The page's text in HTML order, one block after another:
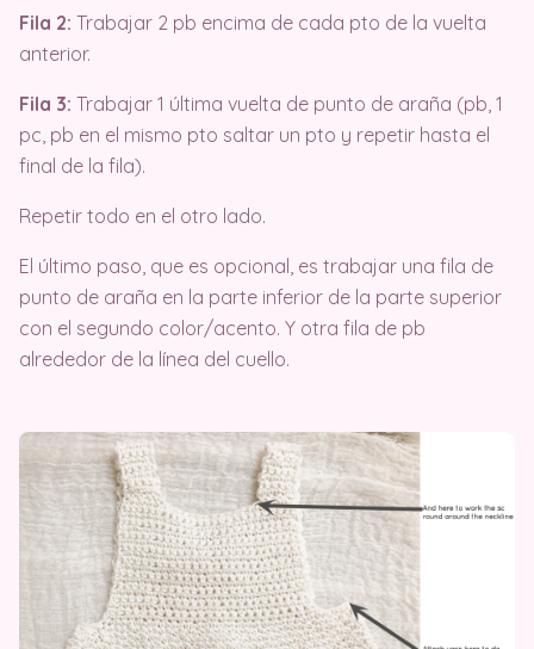
Fila 2: Trabajar 2 pb encima de cada pto de la vuelta
anterior.
Fila 3: Trabajar 1 última vuelta de punto de araña (pb, 1
pc, pb en el mismo pto saltar un pto y repetir hasta el
final de la fila).
Repetir todo en el otro lado.
El último paso, que es opcional, es trabajar una fila de
punto de araña en la parte inferior de la parte superior
con el segundo color/acento. Y otra fila de pb
alrededor de la línea del cuello.